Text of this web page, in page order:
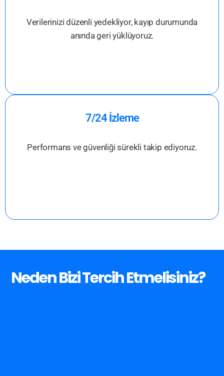
Verilerinizi düzenli yedekliyor, kayıp durumunda
anında geri yüklüyoruz.
7/24 İzleme
Performans ve güvenliği sürekli takip ediyoruz.
NedenBiziTercihEtmelisiniz?